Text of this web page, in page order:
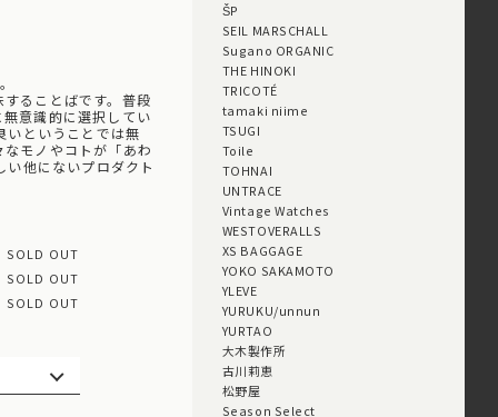
ることばです。普段
意識的に選択してい
いということでは無
モノやコトが「あわ
他にないプロダクト
SOLD OUT
SOLD OUT
SOLD OUT
ŠP
SEIL MARSCHALL
Sugano ORGANIC
THE HINOKI
TRICOTÉ
tamaki niime
TSUGI
Toile
TOHNAI
UNTRACE
Vintage Watches
WESTOVERALLS
XS BAGGAGE
YOKO SAKAMOTO
YLEVE
YURUKU/unnun
YURTAO
大木製作所
古川莉恵
松野屋
Season Select